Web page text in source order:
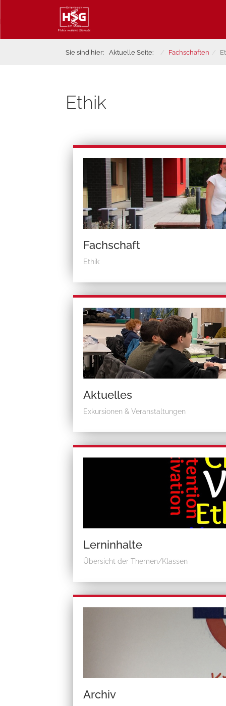
Sie sind hier: Aktuelle Seite: Fachschaften
Ethik
Fachschaft
Ethik
Aktuelles
Exkursionen & Veranstaltungen
Lerninhalte
Übersicht der Themen/Klassen
Archiv